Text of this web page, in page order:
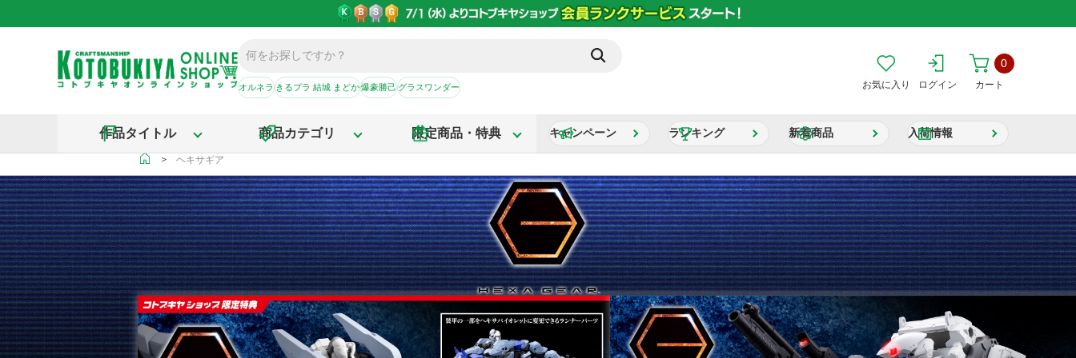
オルネラきるプラ 結城 まどか爆豪勝己グラスワンダー お気に入り ログイン カート
0
作品タイトル 商品カテゴリ 限定商品・特典 キャンペーン ランキング 新着商品 入荷情報
＞ ヘキサギア